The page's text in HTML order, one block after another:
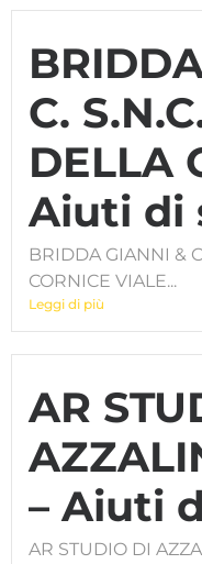
C.
DELLA
Aiuti di
BRIDDA GIANNI &
CORNICE VIALE...
Leggi di più
AR
– Aiuti
AR STUDIO DI